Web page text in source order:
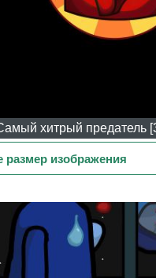
хитрый предатель